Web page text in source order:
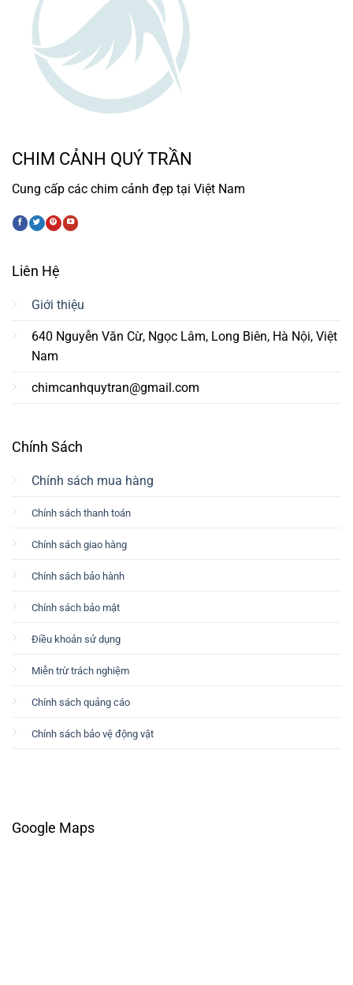
CHIM CẢNH QUÝ TRẦN
Cung cấp các chim cảnh đẹp tại Việt Nam
Liên Hệ
Giới thiệu
640 Nguyễn Văn Cừ, Ngọc Lâm, Long Biên, Hà Nội, Việt
Nam
chimcanhquytran@gmail.com
Chính Sách
Chính sách mua hàng
Chính sách thanh toán
Chính sách giao hàng
Chính sách bảo hành
Chính sách bảo mật
Điều khoản sử dụng
Miễn trừ trách nghiệm
Chính sách quảng cáo
Chính sách bảo vệ động vật
Google Maps